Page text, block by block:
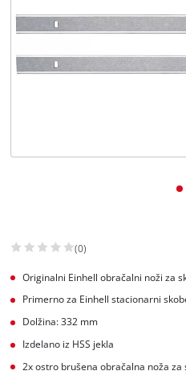
Slovenščina
(0)
Originalni Einhell obračalni noži za
Primerno za Einhell stacionarni
Dolžina: 332 mm
Izdelano iz HSS jekla
2x ostro brušena obračalna noža za